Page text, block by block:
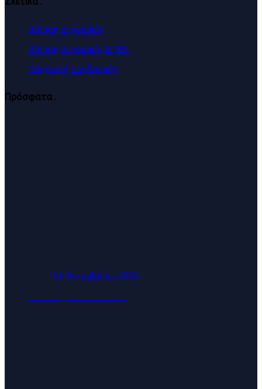
Αίτηση Εγγραφής
Αίτηση Εγγραφής ΕΤΕΚ
Πληρωμή Συνδρομής
Πρόσφατα .
14 Οκτωβρίου, 2026